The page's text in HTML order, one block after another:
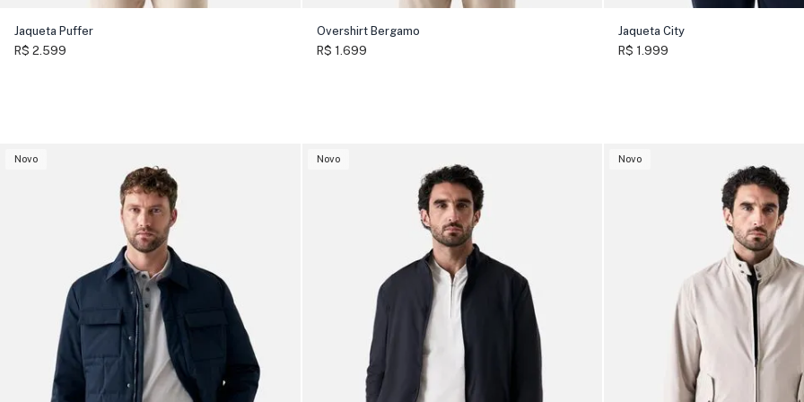
Jaqueta Puffer
R$ 2.599
Overshirt Bergamo
R$ 1.699
Jaqueta City
R$ 1.999
Novo Novo Novo